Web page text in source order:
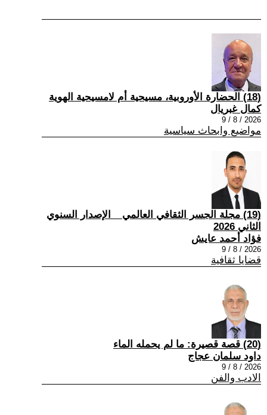
(18) الحضارة الأوروبية، مسيحية أم لامسيحية الهوية
كمال غبريال
2026 / 8 / 9
مواضيع وابحاث سياسية
(19) مجلة الجسر الثقافي العالمي _ الإصدار السنوي
الثاني 2026
فؤاد أحمد عايش
2026 / 8 / 9
قضايا ثقافية
(20) قصة قصيرة: ما لم يحمله الماء
داود سلمان عجاج
2026 / 8 / 9
الادب والفن